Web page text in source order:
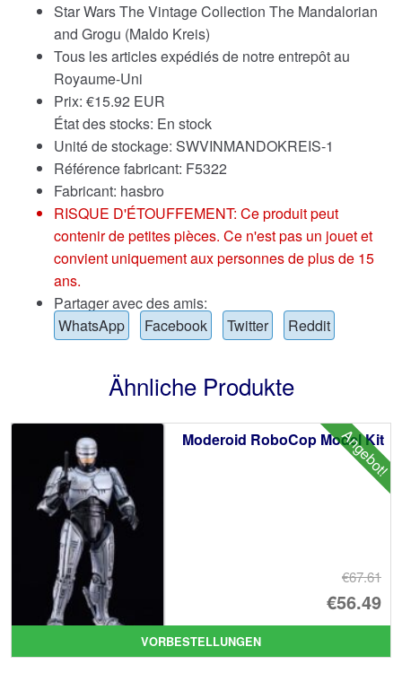
Star Wars The Vintage Collection The Mandalorian
and Grogu (Maldo Kreis)
Tous les articles expédiés de notre entrepôt au
Royaume-Uni
Prix: €15.92 EUR
État des stocks: En stock
Unité de stockage: SWVINMANDOKREIS-1
Référence fabricant: F5322
Fabricant: hasbro
RISQUE D'ÉTOUFFEMENT: Ce produit peut
contenir de petites pièces. Ce n'est pas un jouet et
convient uniquement aux personnes de plus de 15
ans.
Partager avec des amis:
WhatsApp
Facebook Twitter Reddit
Ähnliche Produkte
Angebot!
Moderoid RoboCop Model Kit
€67.61
€56.49
VORBESTELLUNGEN